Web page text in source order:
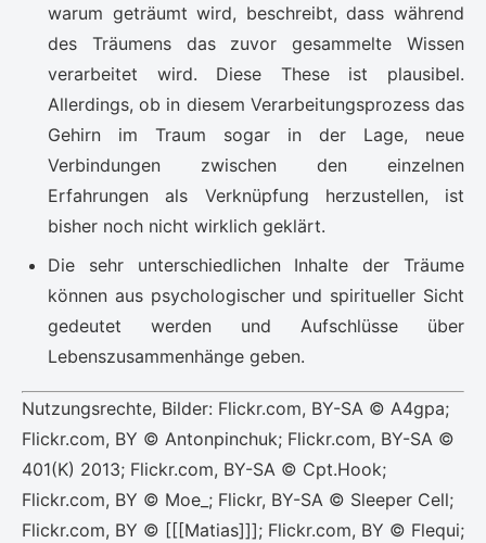
warum geträumt wird, beschreibt, dass während
des Träumens das zuvor gesammelte Wissen
verarbeitet wird. Diese These ist plausibel.
Allerdings, ob in diesem Verarbeitungsprozess das
Gehirn im Traum sogar in der Lage, neue
Verbindungen zwischen den einzelnen
Erfahrungen als Verknüpfung herzustellen, ist
bisher noch nicht wirklich geklärt.
Die sehr unterschiedlichen Inhalte der Träume
können aus psychologischer und spiritueller Sicht
gedeutet werden und Aufschlüsse über
Lebenszusammenhänge geben.
Nutzungsrechte, Bilder: Flickr.com, BY-SA © A4gpa;
Flickr.com, BY © Antonpinchuk; Flickr.com, BY-SA ©
401(K) 2013; Flickr.com, BY-SA © Cpt.Hook;
Flickr.com, BY © Moe_; Flickr, BY-SA © Sleeper Cell;
Flickr.com, BY © [[[Matias]]]; Flickr.com, BY © Flequi;